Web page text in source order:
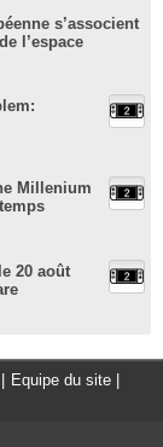
s’associent
l’espace
Millenium
20 août
Equipe du site